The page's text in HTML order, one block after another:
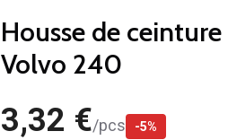
Housse de
Volvo 240
3,32 €/pcs -5%